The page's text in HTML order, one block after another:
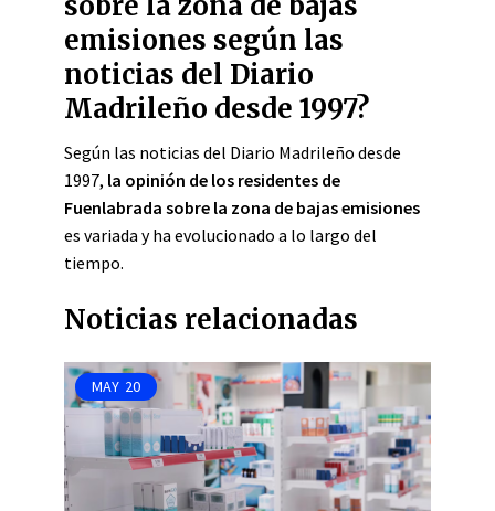
emisiones según las
noticias del Diario
Madrileño desde 1997?
Según las noticias del Diario Madrileño desde
1997, la opinión de los residentes de
Fuenlabrada sobre la zona de bajas emisiones
es variada y ha evolucionado a lo largo del
tiempo.
Noticias relacionadas
MAY 20